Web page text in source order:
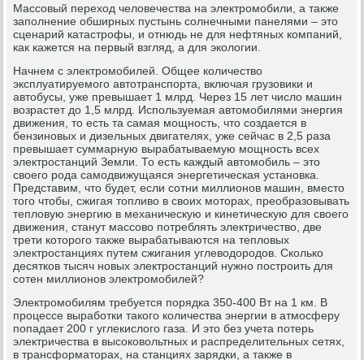
Массовый переход человечества на электромобили, а также
заполнение обширных пустынь солнечными панелями – это
сценарий катастрофы, и отнюдь не для нефтяных компаний,
как кажется на первый взгляд, a для экологии.
Начнем с электромобилей. Общее количество
эксплуатируемого автотранспорта, включая грузовики и
автобусы, уже превышает 1 млрд. Через 15 лет число машин
возрастет до 1,5 млрд. Используемая автомобилями энергия
движения, то есть та самая мощность, что создается в
бензиновых и дизельных двигателях, уже сейчас в 2,5 раза
превышает суммарную вырабатываемую мощность всех
электростанций Земли. То есть каждый автомобиль – это
своего рода самодвижущаяся энергетическая установка.
Представим, что будет, если сотни миллионов машин, вместо
того чтобы, сжигая топливо в своих моторах, преобразовывать
тепловую энергию в механическую и кинетическую для своего
движения, станут массово потреблять электричество, две
трети которого также вырабатываются на тепловых
электростанциях путем сжигания углеводородов. Сколько
десятков тысяч новых электростанций нужно построить для
сотен миллионов электромобилей?
Электромобилям требуется порядка 350-400 Вт на 1 км. В
процессе выработки такого количества энергии в атмосферу
попадает 200 г углекислого газа. И это без учета потерь
электричества в высоковольтных и распределительных сетях,
в трансформаторах, на станциях зарядки, а также в